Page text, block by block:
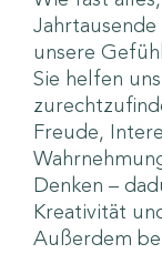
unsere
Sie helfen
Freude,
Denken –
Kreativität
Außerdem